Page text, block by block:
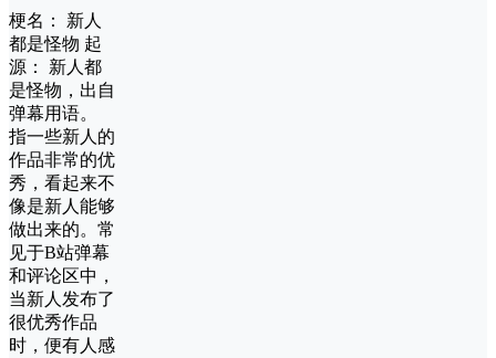
梗名： 新人
都是怪物 起
源： 新人都
是怪物，出自
弹幕用语。
指一些新人的
作品非常的优
秀，看起来不
像是新人能够
做出来的。常
见于B站弹幕
和评论区中，
当新人发布了
很优秀作品
时，便有人感